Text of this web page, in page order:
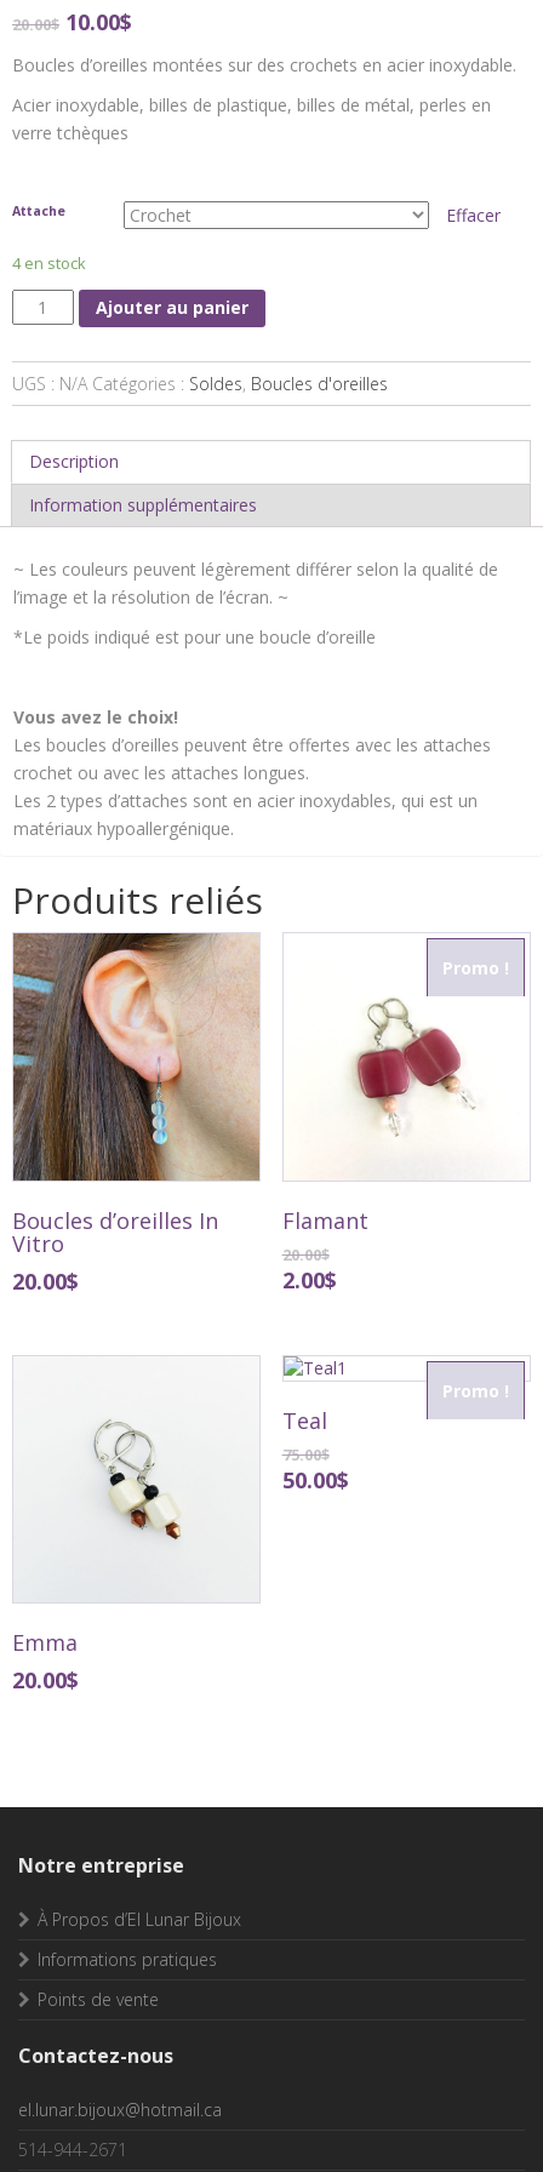
20.00$ 10.00$
Boucles d’oreilles montées sur des crochets en acier inoxydable.
Acier inoxydable, billes de plastique, billes de métal, perles en
verre tchèques
Attache Effacer
4 en stock
Ajouter au panier
UGS : N/A Catégories : Soldes, Boucles d'oreilles
Description
Information supplémentaires
~ Les couleurs peuvent légèrement différer selon la qualité de
l’image et la résolution de l’écran. ~
*Le poids indiqué est pour une boucle d’oreille
Vous avez le choix!
Les boucles d’oreilles peuvent être offertes avec les attaches
crochet ou avec les attaches longues.
Les 2 types d’attaches sont en acier inoxydables, qui est un
matériaux hypoallergénique.
Produits reliés
Boucles d’oreilles In
Vitro
20.00$
Promo !
Flamant
20.00$
2.00$
Emma
20.00$
Promo !
Teal
75.00$
50.00$
Notre entreprise
À Propos d’El Lunar Bijoux
Informations pratiques
Points de vente
Contactez-nous
el.lunar.bijoux@hotmail.ca
514-944-2671